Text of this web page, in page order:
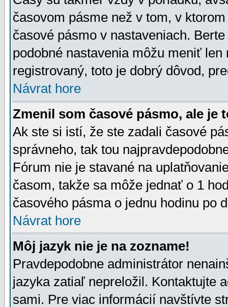
časovom pásme než v tom, v
časové pásmo v nastaveniach.
podobné nastavenia môžu meniť
registrovaný, toto je dobrý dôvod,
Návrat hore
Zmenil som časové pásmo, ale je
Ak ste si istí, že ste zadali časové
správneho, tak tou
Fórum nie je stavané na
časom, takže sa môže jednať o 1
časového pásma o jednu hodinu po
Návrat hore
Môj jazyk nie je na zozname!
Pravdepodobne administrátor
jazyka zatiaľ nepreložil. Kontaktujte
sami. Pre viac informácií navštívte